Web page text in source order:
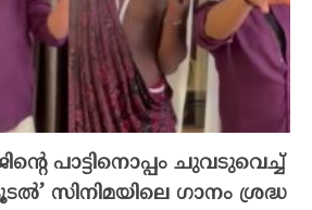
പാട്ടിനൊപ്പം ചുവടുവെച്ച്
സിനിമയിലെ ഗാനം ശ്രദ്ധ